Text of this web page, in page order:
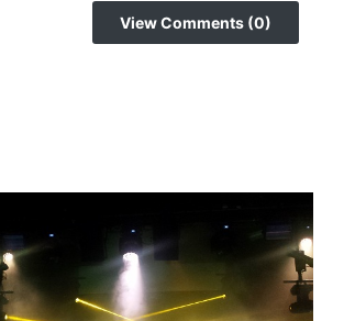
View Comments (0)